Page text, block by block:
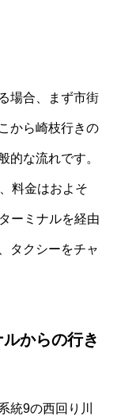
場合、まず市街
から崎枝行きの
的な流れです。
料金はおよそ
ーミナルを経由
タクシーをチャ
からの行き
統9の西回り川